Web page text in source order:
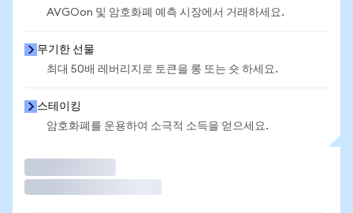
AVGOon 및 암호화폐 예측 시장에서 거래하세요.
무기한 선물
최대 50배 레버리지로 토큰을 롱 또는 숏 하세요.
스테이킹
암호화폐를 운용하여 소극적 소득을 얻으세요.